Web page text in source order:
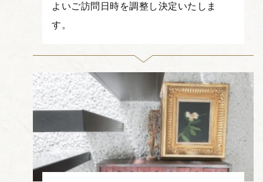
よいご訪問日時を調整し決定いたしま
す。